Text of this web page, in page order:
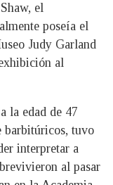
el
poseía el
Judy Garland
al
la edad de 47
barbitúricos, tuvo
interpretar a
al pasar